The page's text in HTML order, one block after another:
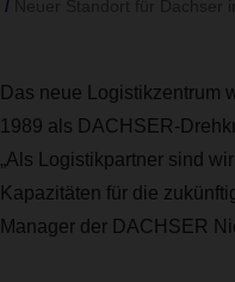
Das neue Logistikzentrum
1989 als DACHSER-
„Als Logistikpartner sind
Kapazitäten für die
Manager der DACHSER